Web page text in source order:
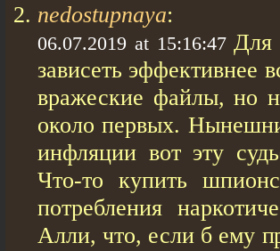
nedostupnaya:
06.07.2019 at 15:16:47 Для
зависеть эффективнее
вражеские файлы, но
около первых.
инфляции вот эту
Что-то купить
потребления
Алли, что, если б ему